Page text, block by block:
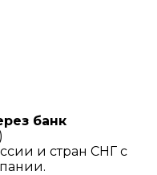
банк
и стран СНГ с